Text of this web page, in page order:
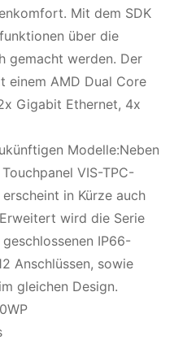
Mit dem SDK
über die
gemacht werden. Der
einem AMD Dual Core
Gigabit Ethernet, 4x
Modelle:Neben
VIS-TPC-
in Kürze auch
wird die Serie
IP66-
Anschlüssen, sowie
gleichen Design.